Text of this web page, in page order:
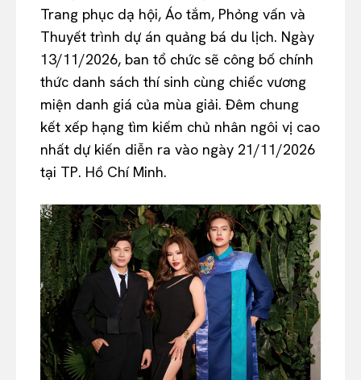
Trang phục dạ hội, Áo tắm, Phỏng vấn và
Thuyết trình dự án quảng bá du lịch. Ngày
13/11/2026, ban tổ chức sẽ công bố chính
thức danh sách thí sinh cùng chiếc vương
miện danh giá của mùa giải. Đêm chung
kết xếp hạng tìm kiếm chủ nhân ngôi vị cao
nhất dự kiến diễn ra vào ngày 21/11/2026
tại TP. Hồ Chí Minh.